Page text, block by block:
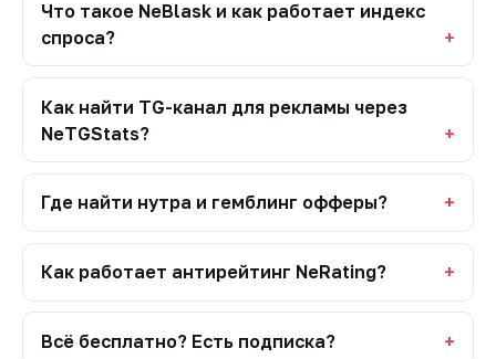
Что такое NeBlask и как работает индекс
спроса?
Как найти TG-канал для рекламы через
NeTGStats?
Где найти нутра и гемблинг офферы?
Как работает антирейтинг NeRating?
Всё бесплатно? Есть подписка?